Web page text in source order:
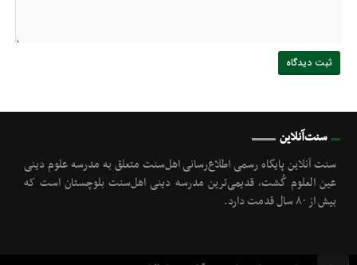
سنت‌آنلاین
سنت آنلاین پایگاه رسمی اطلاع‌رسانی اهل‌سنت متعلق به مدرسه علوم دینی
عین العلوم گُشت, قدیمی‌ترین مدرسه دینی اهل‌سنت بلوچستان است که
بیش از ۸۰ سال قدمت دارد.